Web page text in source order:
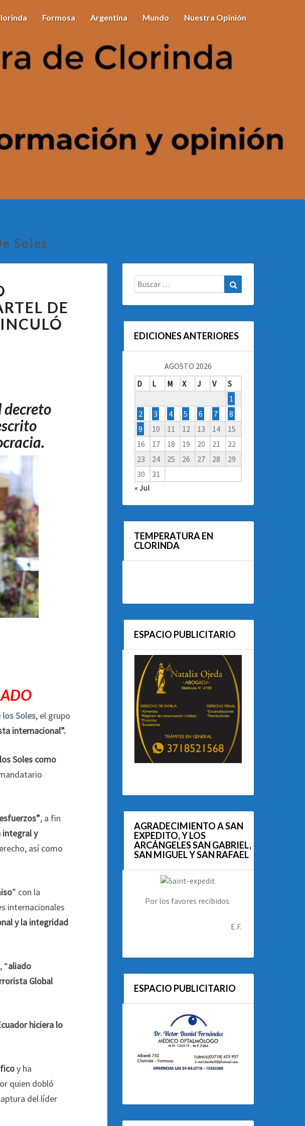
Formosa Argentina Mundo Nuestra Opinión
Soles
DE
decreto
Soles, el grupo
internacional”.
Soles como
, a fin
integral y
así como
” con la
internacionales
y la integridad
“aliado
Global
hiciera lo
y ha
quien dobló
del líder
Buscar:
EDICIONES ANTERIORES
AGOSTO 2026
D
L M X J V
S
1
2
3 4 5 6 7
8
9
10 11 12 13 14
15
16
17 18 19 20 21
22
23
24 25 26 27 28
29
30
31
« Jul
TEMPERATURA EN
CLORINDA
ESPACIO PUBLICITARIO
AGRADECIMIENTO A SAN
EXPEDITO, Y LOS
ARCÁNGELES SAN GABRIEL,
SAN MIGUEL Y SAN RAFAEL
Por los favores recibidos.
E.F.
ESPACIO PUBLICITARIO